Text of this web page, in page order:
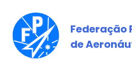
content
Federação
de